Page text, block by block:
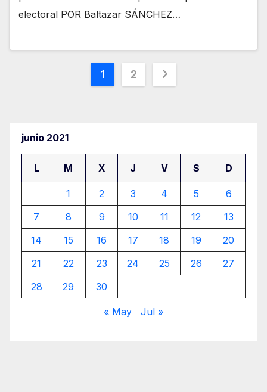
electoral POR Baltazar SÁNCHEZ…
Paginación
1 2
junio 2021
L M X J V S D
1 2 3 4 5
6
7
8 9 10 11 12
13
14
15 16 17 18 19
20
21
22 23 24 25 26
27
28
29 30
« May Jul »